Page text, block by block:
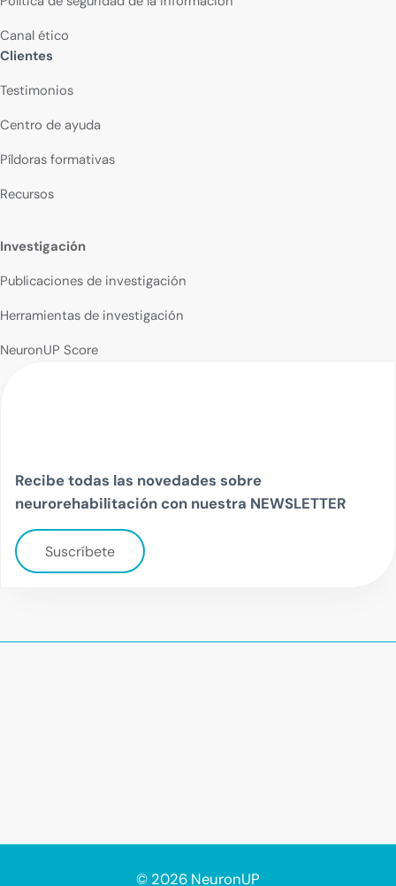
Canal ético
Clientes
Testimonios
Centro de ayuda
Píldoras formativas
Recursos
Investigación
Publicaciones de investigación
Herramientas de investigación
NeuronUP Score
Recibe todas las novedades sobre
neurorehabilitación con nuestra NEWSLETTER
Suscríbete
© 2026 NeuronUP